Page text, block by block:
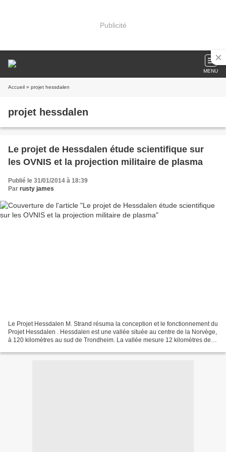
Publicité
MENU
Accueil » projet hessdalen
projet hessdalen
Le projet de Hessdalen étude scientifique sur
les OVNIS et la projection militaire de plasma
Publié le 31/01/2014 à 18:39
Par rusty james
Le Projet Hessdalen M. Strand résuma la conception et le fonctionnement du
Projet Hessdalen . Hessdalen est une vallée située au centre de la Norvège,
à 120 kilomètres au sud de Trondheim. La vallée mesure 12 kilomètres de